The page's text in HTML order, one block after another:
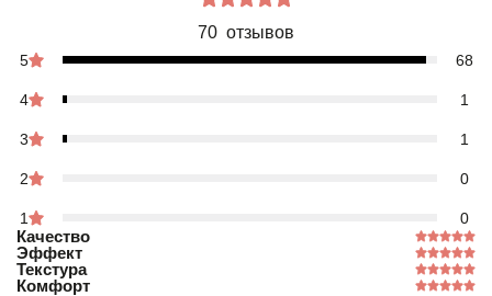
70 отзывов
5 68
4 1
3 1
2 0
1 0
Качество
Эффект
Текстура
Комфорт